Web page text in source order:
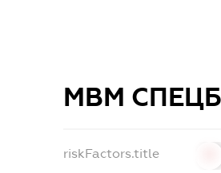
МВМ
riskFactors.title